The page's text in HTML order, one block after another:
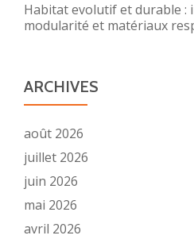
Habitat evolutif et durable :
modularité et matériaux
ARCHIVES
août 2026
juillet 2026
juin 2026
mai 2026
avril 2026